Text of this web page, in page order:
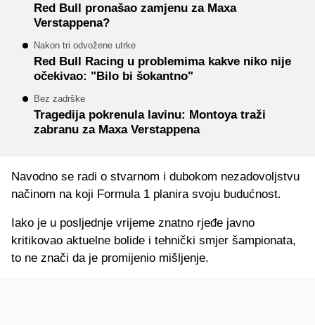
Red Bull pronašao zamjenu za Maxa
Verstappena?
Nakon tri odvožene utrke
Red Bull Racing u problemima kakve niko nije
očekivao: "Bilo bi šokantno"
Bez zadrške
Tragedija pokrenula lavinu: Montoya traži
zabranu za Maxa Verstappena
Navodno se radi o stvarnom i dubokom nezadovoljstvu
načinom na koji Formula 1 planira svoju budućnost.
Iako je u posljednje vrijeme znatno rjeđe javno
kritikovao aktuelne bolide i tehnički smjer šampionata,
to ne znači da je promijenio mišljenje.